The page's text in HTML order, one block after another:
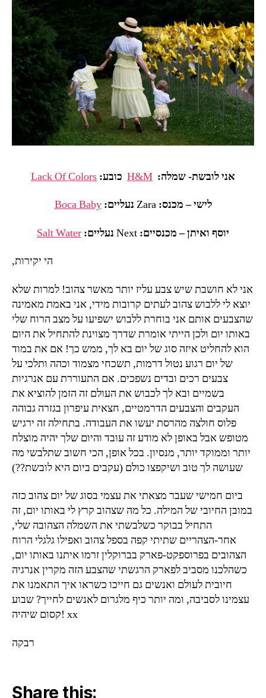
אני לובשת- שמלה: H&M כובע: Lack Of Colors
לישי – מכנס: Zara נעליים: Boca Baby
יוסף ואיתן – מכנסיים: נעליים: Salt Water
הי יקירות,
אני לא חושבת שיש צבע עליז יותר מאשר צהוב! למרות שלא
יוצא לי ללבוש צהוב לעתים קרובות מידי, אני באמת מאמינה
שהצבעים אותם אני בוחרת ללבוש ישפיעו על מצב הרוח שלי
באותו יום ולכן הייתי אומרתשדרך מצוינת להתחיל את היום
הוא להחליט איזה סוג של יום בא לך, ממש כך! אם את במוד
של יום רגוע נטול דרמות, תשכחי מצמוד וכהה ותלכי על
צבעים רכים ובדים נשפכים. אם התעוררת עם אנרגיות
בשמיים ובא לך לכבוש את העולם זה הזמן להוציא את
העקבים והצבעים הדרמטיים, חצאית עיפרון בגזרה גבוהה
פלוס חולצה מהרסת יעשו את העבודה. בתחילה זה ירגיש
מטופש אבל באופן לא מודע זה עובד והיום שלך יהיה מוצלח
יותר וממוקד יותר, מנסיון. בכל אופן, הכי חשוב שתלבשי מה
שעושה לך טוב ושיקפצו כולם (עקבים ביום היא לובשת??)
ביום חמישי שעבר מצאתי את עצמי בסוג של יום צהוב כזה
במובן החיובי של המילה. כל מה שצהוב קרץ לי באותו יום, זה
התחיל בבוקר כשלבשתי את השמלה הצהובה שלי,
אחר-הצהריים שתיתי קפה בספל צהוב ואפילו גלגלי הרוח
הצהובים בפרוספקט-פארק בברוקלין זרמו איתנו באותו יום,
כשהלכנו מסביב לפארק הרגשתי שהצבע הזה מקרין אנרגיה
חיובית לעולם ואנשים גם חייכו כשראו איך התאמנו את
עצמינו לסביבה, ומה יותר כיף מלגרום לאנשים לחייך? שבוע
קסום שיהיה! xx
רבקה
Share this: